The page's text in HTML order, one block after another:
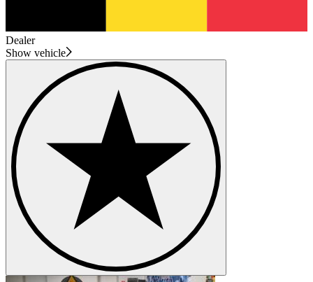
Dealer
Show vehicle